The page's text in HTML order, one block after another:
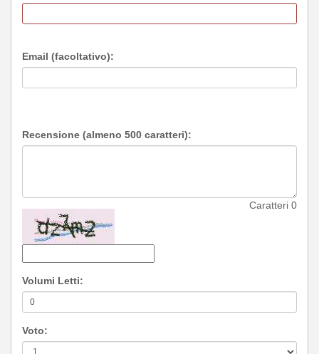
Email (facoltativo):
Recensione (almeno 500 caratteri):
Caratteri 0
Volumi Letti:
Voto: